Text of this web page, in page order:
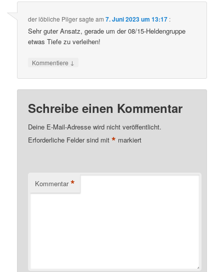
der löbliche Pilgersagte am7. Juni 2023 um 13:17 :
Sehr guter Ansatz, gerade um der 08/15-Heldengruppe
etwas Tiefe zu verleihen!
Kommentiere ↓
Schreibe einen Kommentar
Deine E-Mail-Adresse wird nicht veröffentlicht.
Erforderliche Felder sind mit* markiert
Kommentar *